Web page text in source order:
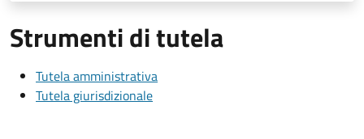
Strumenti di tutela
Tutela amministrativa
Tutela giurisdizionale